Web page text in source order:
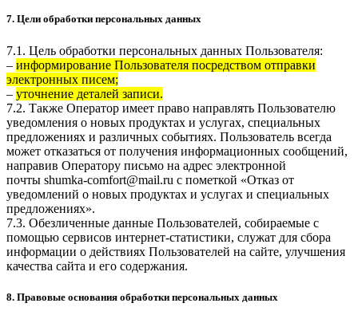
7. Цели обработки персональных данных
7.1. Цель обработки персональных данных Пользователя:
– информирование Пользователя посредством отправки
электронных писем;
– уточнение деталей записи.
7.2. Также Оператор имеет право направлять Пользователю
уведомления о новых продуктах и услугах, специальных
предложениях и различных событиях. Пользователь всегда
может отказаться от получения информационных сообщений,
направив Оператору письмо на адрес электронной
почты shumka-comfort@mail.ru с пометкой «Отказ от
уведомлений о новых продуктах и услугах и специальных
предложениях».
7.3. Обезличенные данные Пользователей, собираемые с
помощью сервисов интернет-статистики, служат для сбора
информации о действиях Пользователей на сайте, улучшения
качества сайта и его содержания.
8. Правовые основания обработки персональных данных